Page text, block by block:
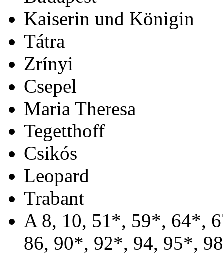
Kaiserin und Königin
Tátra
Zrínyi
Csepel
Maria Theresa
Tegetthoff
Csikós
Leopard
Trabant
A 8, 10, 51*, 59*, 64*,
86, 90*, 92*, 94, 95*,